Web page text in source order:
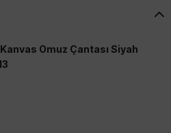
Kanvas Omuz Çantası Siyah